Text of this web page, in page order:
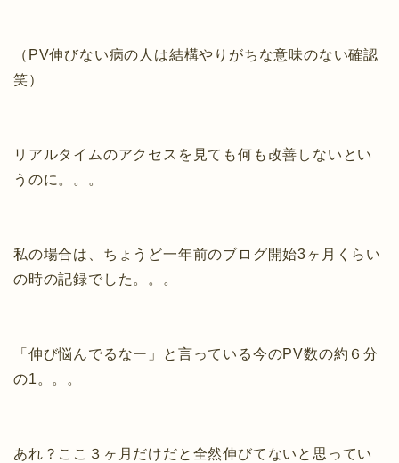
（PV伸びない病の人は結構やりがちな意味のない確認
笑）
リアルタイムのアクセスを見ても何も改善しないとい
うのに。。。
私の場合は、ちょうど一年前のブログ開始3ヶ月くらい
の時の記録でした。。。
「伸び悩んでるなー」と言っている今のPV数の約６分
の1。。。
あれ？ここ３ヶ月だけだと全然伸びてないと思ってい